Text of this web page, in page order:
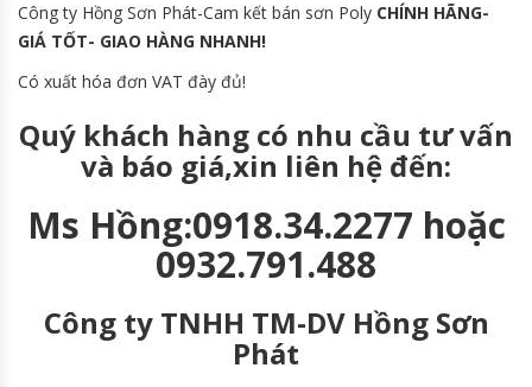
Công ty Hồng Sơn Phát-Cam kết bán sơn Poly CHÍNH HÃNG-
GIÁ TỐT- GIAO HÀNG NHANH!
Có xuất hóa đơn VAT đày đủ!
Quý khách hàng có nhu cầu tư vấn
và báo giá,xin liên hệ đến:
Ms Hồng:0918.34.2277 hoặc
0932.791.488
Công ty TNHH TM-DV Hồng Sơn
Phát